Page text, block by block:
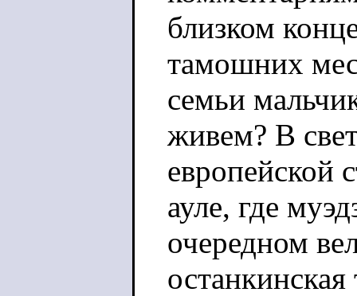
близком
тамошних
семьи
живем? В
европейской
ауле, где
очередном